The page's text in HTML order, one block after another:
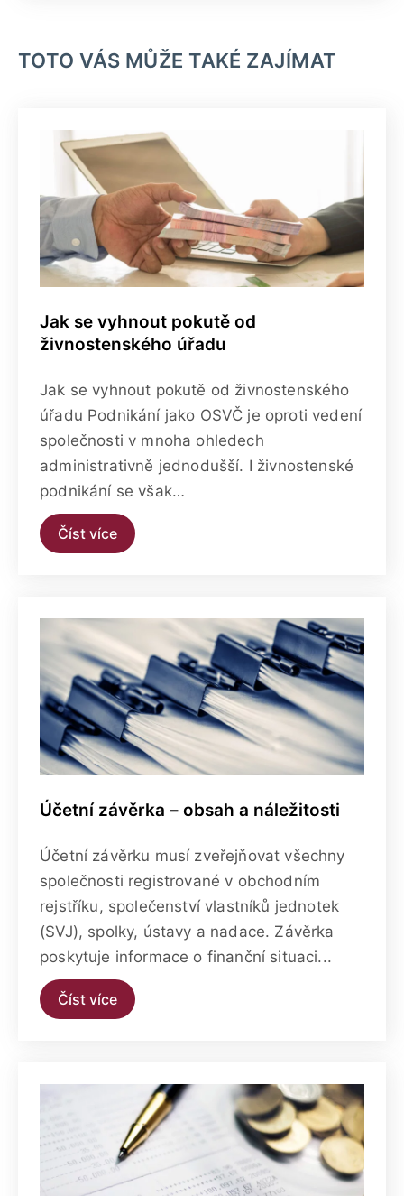
TOTO VÁS MŮŽE TAKÉ ZAJÍMAT
Jak se vyhnout pokutě od
živnostenského úřadu
Jak se vyhnout pokutě od živnostenského
úřadu Podnikání jako OSVČ je oproti vedení
společnosti v mnoha ohledech
administrativně jednodušší. I živnostenské
podnikání se však…
Číst více
Účetní závěrka – obsah a náležitosti
Účetní závěrku musí zveřejňovat všechny
společnosti registrované v obchodním
rejstříku, společenství vlastníků jednotek
(SVJ), spolky, ústavy a nadace. Závěrka
poskytuje informace o finanční situaci...
Číst více